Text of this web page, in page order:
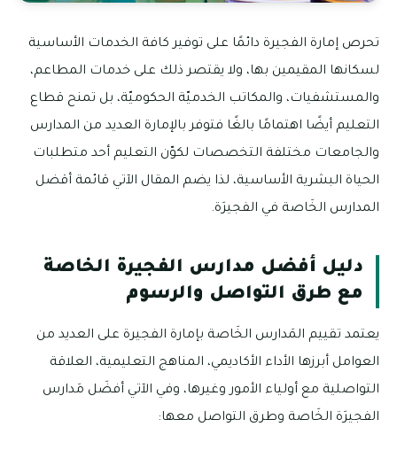
تحرص إمارة الفجيرة دائمًا على توفير كافة الخدمات الأساسية
لسكانها المقيمين بها، ولا يقتصر ذلك على خدمات المطاعم،
والمستشفيات، والمكاتب الخدميّة الحكوميّة، بل تمنح قطاع
التعليم أيضًا اهتمامًا بالغًا فتوفر بالإمارة العديد من المدارس
والجامعات مختلفة التخصصات لكوّن التعليم أحد متطلبات
الحياة البشرية الأساسية، لذا يضم المقال الآتي قائمة أقضل
المدارس الخَاصة في الفجيرَة.
دليل أفضل مدارس الفجيرة الخاصة
مع طرق التواصل والرسوم
يعتمد تقييم المَدارس الخَاصة بإمارة الفجيرة على العديد من
العوامل أبرزها الأداء الأكاديمي، المناهج التعليمية، العلاقة
التواصلية مع أولياء الأمور وغيرها، وفي الآتي أفضَل مَدارس
الفجيرَة الخَاصة وطرق التواصل معها: